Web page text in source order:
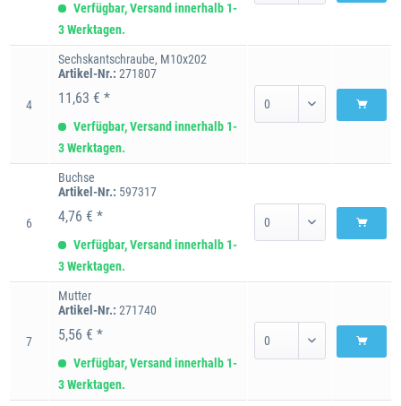
Verfügbar, Versand innerhalb 1-
3 Werktagen.
4
Sechskantschraube, M10x202
Artikel-Nr.: 271807
11,63 € *
Verfügbar, Versand innerhalb 1-
3 Werktagen.
6
Buchse
Artikel-Nr.: 597317
4,76 € *
Verfügbar, Versand innerhalb 1-
3 Werktagen.
7
Mutter
Artikel-Nr.: 271740
5,56 € *
Verfügbar, Versand innerhalb 1-
3 Werktagen.